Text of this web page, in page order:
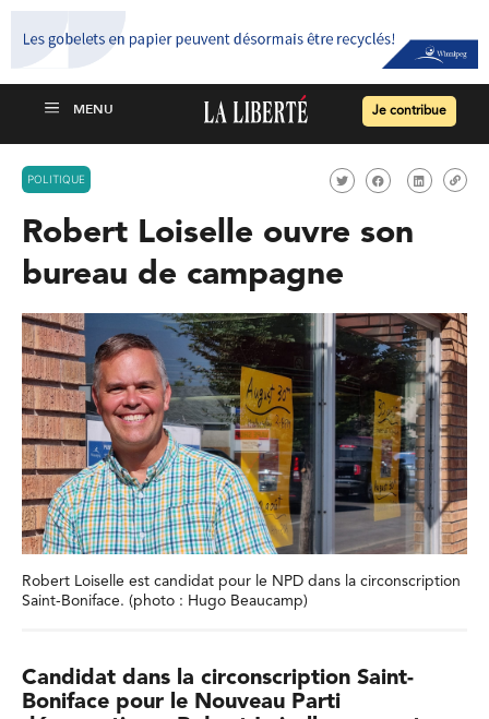
Je contribue
POLITIQUE
Robert Loiselle ouvre son
bureau de campagne
Robert Loiselle est candidat pour le NPD dans la circonscription
Saint-Boniface. (photo : Hugo Beaucamp)
Candidat dans la circonscription Saint-
Boniface pour le Nouveau Parti